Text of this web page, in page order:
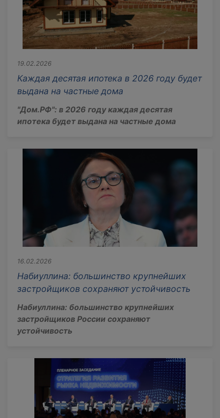
19.02.2026
Каждая десятая ипотека в 2026 году будет
выдана на частные дома
"Дом.РФ": в 2026 году каждая десятая
ипотека будет выдана на частные дома
16.02.2026
Набиуллина: большинство крупнейших
застройщиков сохраняют устойчивость
Набиуллина: большинство крупнейших
застройщиков России сохраняют
устойчивость